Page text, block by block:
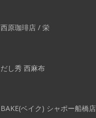
西原珈琲店 / 栄
だし秀 西麻布
BAKE(ベイク) シャポー船橋店